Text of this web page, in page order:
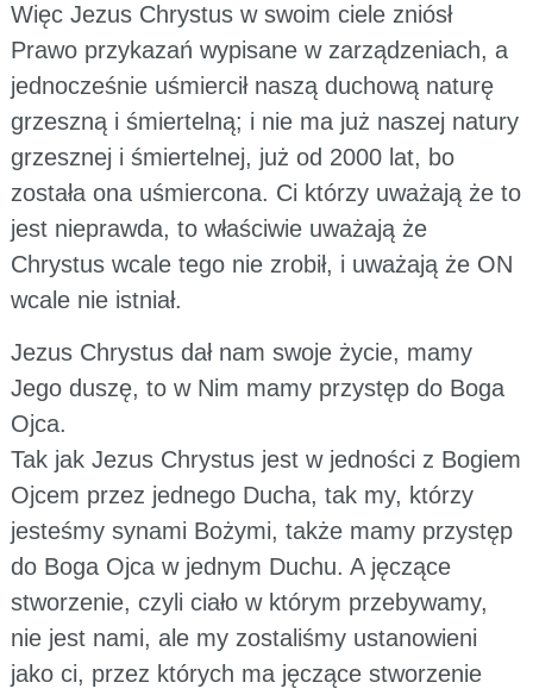
Więc Jezus Chrystus w swoim ciele zniósł
Prawo przykazań wypisane w zarządzeniach, a
jednocześnie uśmiercił naszą duchową naturę
grzeszną i śmiertelną; i nie ma już naszej natury
grzesznej i śmiertelnej, już od 2000 lat, bo
została ona uśmiercona. Ci którzy uważają że to
jest nieprawda, to właściwie uważają że
Chrystus wcale tego nie zrobił, i uważają że ON
wcale nie istniał.
Jezus Chrystus dał nam swoje życie, mamy
Jego duszę, to w Nim mamy przystęp do Boga
Ojca.
Tak jak Jezus Chrystus jest w jedności z Bogiem
Ojcem przez jednego Ducha, tak my, którzy
jesteśmy synami Bożymi, także mamy przystęp
do Boga Ojca w jednym Duchu. A jęczące
stworzenie, czyli ciało w którym przebywamy,
nie jest nami, ale my zostaliśmy ustanowieni
jako ci, przez których ma jęczące stworzenie